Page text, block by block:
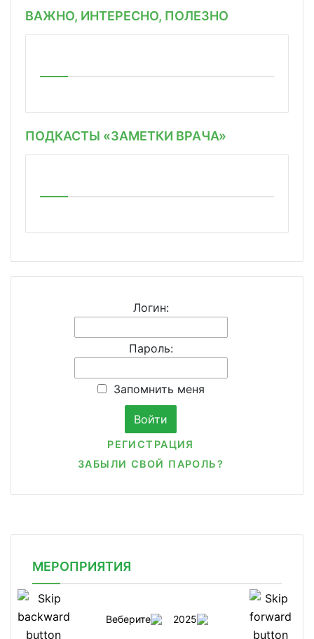
ВАЖНО, ИНТЕРЕСНО, ПОЛЕЗНО
ПОДКАСТЫ «ЗАМЕТКИ ВРАЧА»
Логин:
Пароль:
Запомнить меня
РЕГИСТРАЦИЯ
ЗАБЫЛИ СВОЙ ПАРОЛЬ?
МЕРОПРИЯТИЯ
Веберите 2025